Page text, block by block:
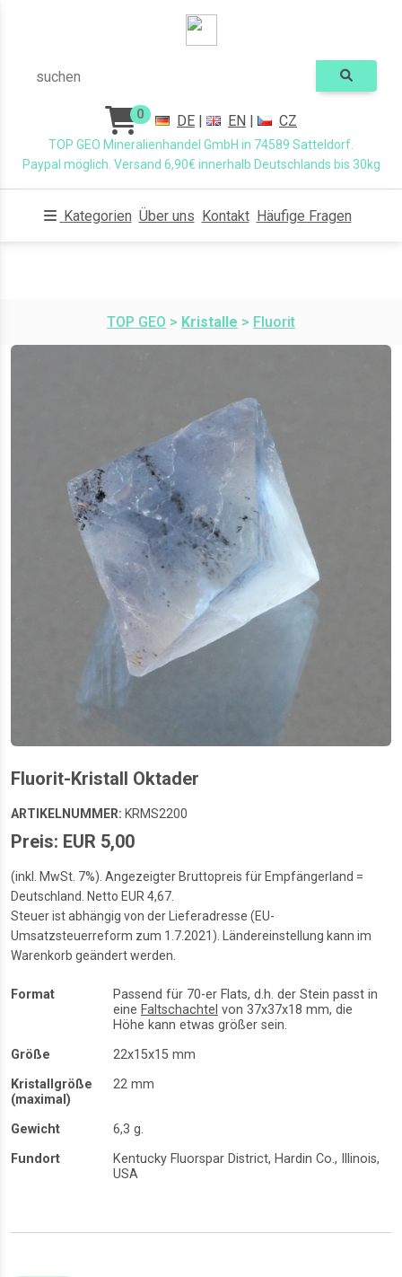
suchen
0 DE | EN | CZ
TOP GEO Mineralienhandel GmbH in 74589 Satteldorf.
Paypal möglich. Versand 6,90€ innerhalb Deutschlands bis 30kg
Kategorien Über uns Kontakt Häufige Fragen
TOP GEO > Kristalle > Fluorit
Fluorit-Kristall Oktader
ARTIKELNUMMER: KRMS2200
Preis: EUR 5,00
(inkl. MwSt. 7%). Angezeigter Bruttopreis für Empfängerland =
Deutschland. Netto EUR 4,67.
Steuer ist abhängig von der Lieferadresse (EU-
Umsatzsteuerreform zum 1.7.2021). Ländereinstellung kann im
Warenkorb geändert werden.
Format
Passend für 70-er Flats, d.h. der Stein passt in
eine Faltschachtel von 37x37x18 mm, die
Höhe kann etwas größer sein.
Größe
22x15x15 mm
Kristallgröße
(maximal)
22 mm
Gewicht
6,3 g.
Fundort
Kentucky Fluorspar District, Hardin Co., Illinois,
USA